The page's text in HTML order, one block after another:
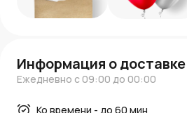
Информация о доставке
Ежедневно с 09:00 до 00:00
Ко времени - до 60 мин